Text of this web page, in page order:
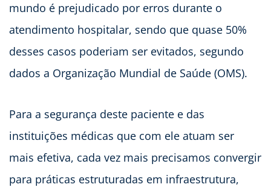
mundo é prejudicado por erros durante o
atendimento hospitalar, sendo que quase 50%
desses casos poderiam ser evitados, segundo
dados a Organização Mundial de Saúde (OMS).
Para a segurança deste paciente e das
instituições médicas que com ele atuam ser
mais efetiva, cada vez mais precisamos convergir
para práticas estruturadas em infraestrutura,